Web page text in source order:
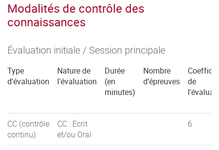
Modalités de contrôle des
connaissances
Évaluation initiale / Session principale
Type
d'évaluation
Nature de
l'évaluation
Durée
(en
minutes)
Nombre
d'épreuves
de
CC (contrôle
continu)
CC : Ecrit
et/ou Oral
6